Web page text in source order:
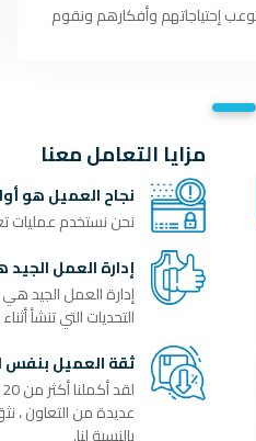
إحتياجاتهم وأفكارهم ونقوم
مزايا التعامل معنا
نجاح العميل هو
نحن نستخدم عمليات
إدارة العمل
إدارة العمل الجيد
التحديات التي تنشأ
ثقة العميل بنفس